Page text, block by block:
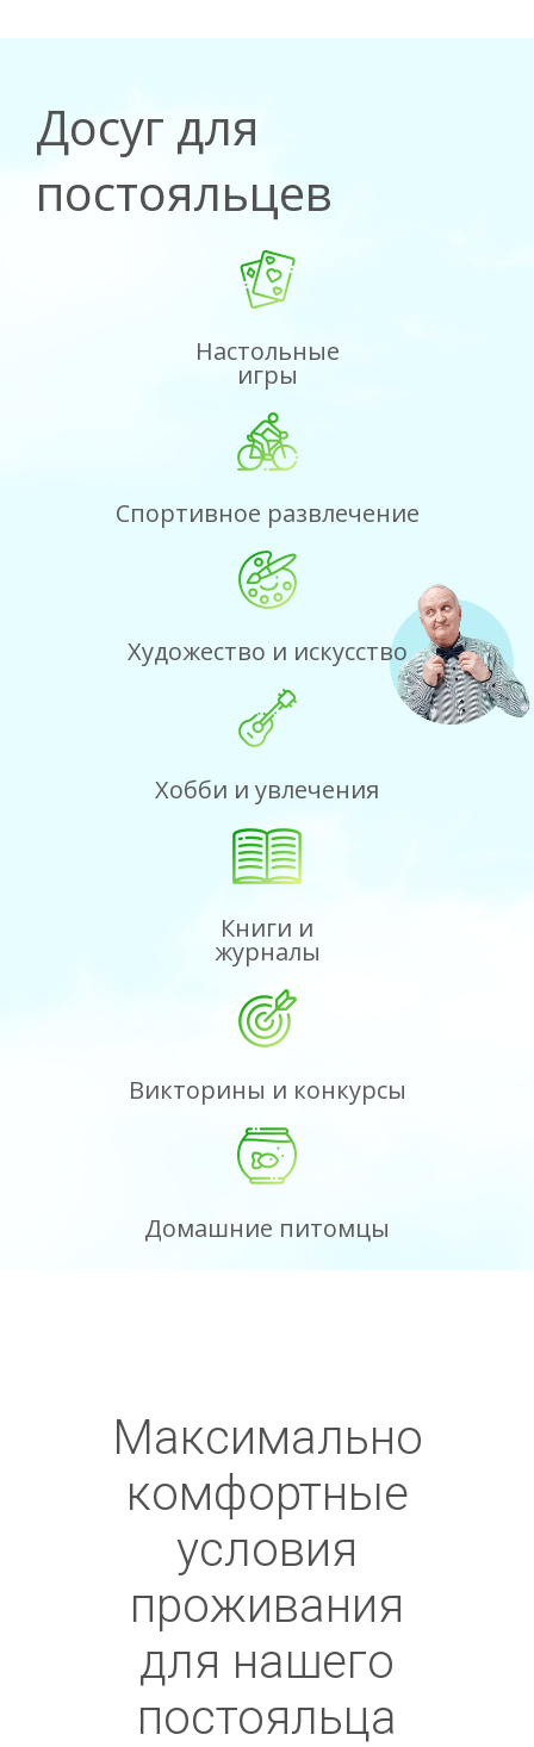
Досуг для
постояльцев
Настольные
игры
Спортивное развлечение
Художество и искусство
Хобби и увлечения
Книги и
журналы
Викторины и конкурсы
Домашние питомцы
Максимально
комфортные
условия
проживания
для нашего
постояльца